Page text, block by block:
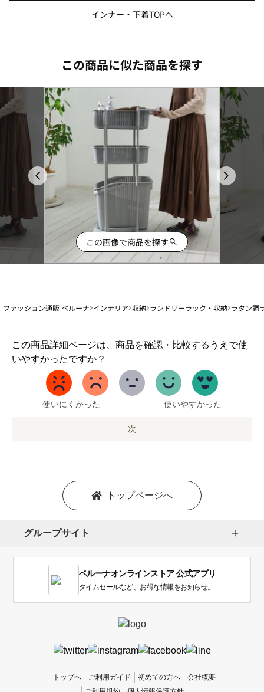
インナー・下着TOPへ
この商品に似た商品を探す
この画像で商品を探す
ファッション通販 ベルーナ インテリア 収納 ランドリーラック・収納 ラタン調
この商品詳細ページは、商品を確認・比較するうえで使
いやすかったですか？
1
か
い
使いにくかった 使いやすかった
次
トップページへ
グループサイト
ベルーナオンラインストア 公式アプリ
タイムセールなど、お得な情報をお知らせ。
トップへ ご利用ガイド 初めての方へ
会社概要